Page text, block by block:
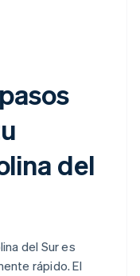
del
del Sur es
rápido. El